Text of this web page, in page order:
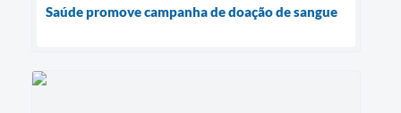
Saúde promove campanha de doação de sangue